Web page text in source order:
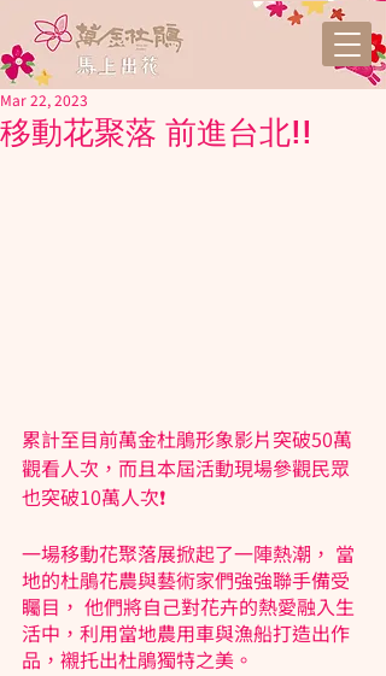
移動花聚落 前進台北!!
Mar 22, 2023
累計至目前萬金杜鵑形象影片突破50萬
觀看人次，而且本屆活動現場參觀民眾
也突破10萬人次❗️
一場移動花聚落展掀起了一陣熱潮， 當
地的杜鵑花農與藝術家們強強聯手備受
矚目， 他們將自己對花卉的熱愛融入生
活中，利用當地農用車與漁船打造出作
品，襯托出杜鵑獨特之美。